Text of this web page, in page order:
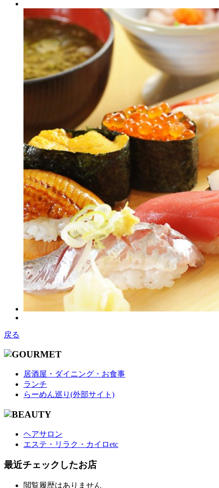
戻る
居酒屋・ダイニング・お食事
ランチ
らーめん巡り(外部サイト)
ヘアサロン
エステ・リラク・カイロetc
最近チェックしたお店
閲覧履歴はありません